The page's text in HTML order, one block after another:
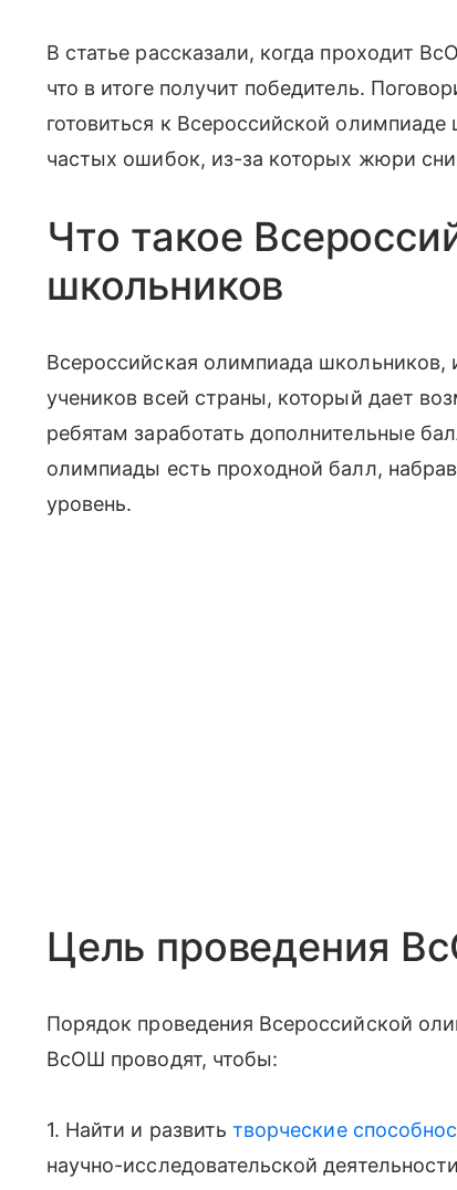
В статье рассказали, когда проходит
что в итоге получит победитель.
готовиться к Всероссийской
частых ошибок, из-за которых жюри
Что такое
школьников
Всероссийская олимпиада
учеников всей страны, который дает
ребятам заработать дополнительные
олимпиады есть проходной балл,
уровень.
Цель проведения
Порядок проведения Всероссийской
ВсОШ проводят, чтобы:
1. Найти и развитьтворческие
научно-исследовательской